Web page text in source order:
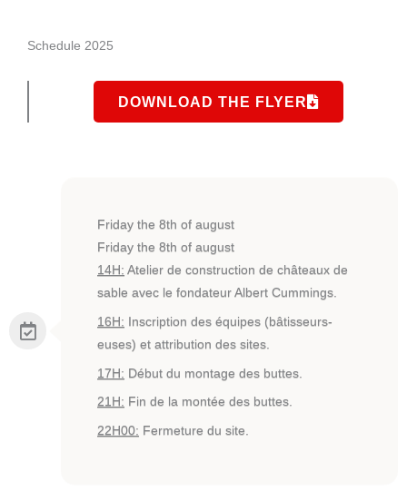
Schedule 2025
DOWNLOAD THE FLYER
Friday the 8th of august
Friday the 8th of august
14H: Atelier de construction de châteaux de
sable avec le fondateur Albert Cummings.
16H: Inscription des équipes (bâtisseurs-
euses) et attribution des sites.
17H: Début du montage des buttes.
21H: Fin de la montée des buttes.
22H00: Fermeture du site.